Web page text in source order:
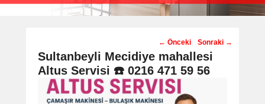
Post
navigation
← Önceki Sonraki →
Sultanbeyli Mecidiye mahallesi
Altus Servisi ☎️ 0216 471 59 56